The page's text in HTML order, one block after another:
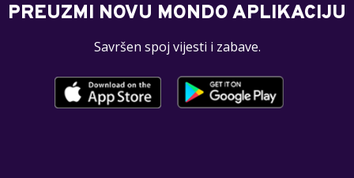
PREUZMI NOVU MONDO APLIKACIJU
Savršen spoj vijesti i zabave.